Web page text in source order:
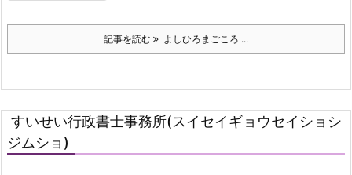
記事を読む よしひろまごころ ...
すいせい行政書士事務所(スイセイギョウセイショシ
ジムショ)